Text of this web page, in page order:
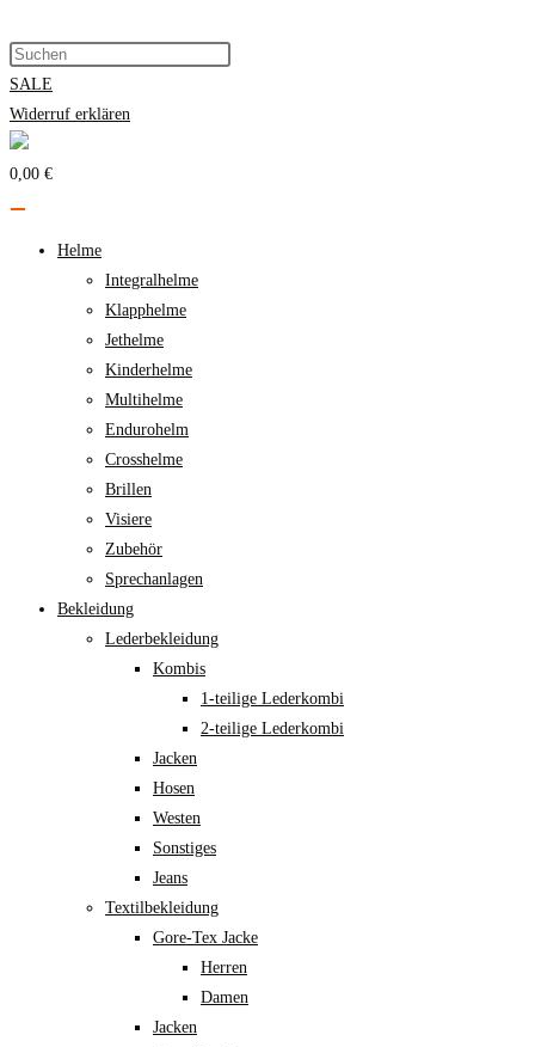
Inhalt
springen
SALE
Widerruf erklären
0,00 €
Helme
Integralhelme
Klapphelme
Jethelme
Kinderhelme
Multihelme
Endurohelm
Crosshelme
Brillen
Visiere
Zubehör
Sprechanlagen
Bekleidung
Lederbekleidung
Kombis
1-teilige Lederkombi
2-teilige Lederkombi
Jacken
Hosen
Westen
Sonstiges
Jeans
Textilbekleidung
Gore-Tex Jacke
Herren
Damen
Jacken